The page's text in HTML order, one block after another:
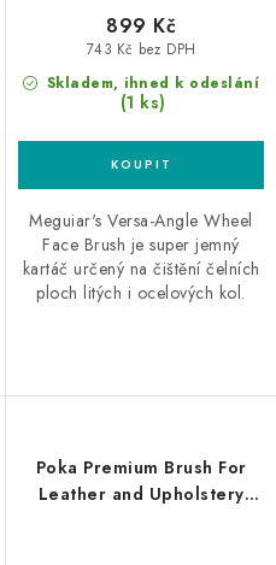
Skladem, ihned k odeslání
(1 ks)
743 Kč bez DPH
899 Kč
Meguiar's Versa-Angle Wheel
Face Brush je super jemný
kartáč určený na čištění čelních
ploch litých i ocelových kol.
Poka Premium Brush For
Leather and Upholstery